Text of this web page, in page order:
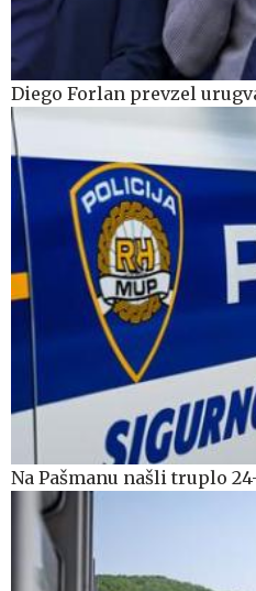
Diego Forlan prevzel
Na Pašmanu našli truplo